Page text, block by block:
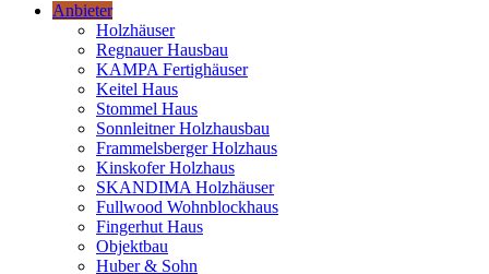
Anbieter
Holzhäuser
Regnauer Hausbau
KAMPA Fertighäuser
Keitel Haus
Stommel Haus
Sonnleitner Holzhausbau
Frammelsberger Holzhaus
Kinskofer Holzhaus
SKANDIMA Holzhäuser
Fullwood Wohnblockhaus
Fingerhut Haus
Objektbau
Huber & Sohn